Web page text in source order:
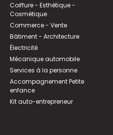
Coiffure - Esthétique -
Cosmétique
Commerce - Vente
Bâtiment - Architecture
Électricité
Mécanique automobile
Services à la personne
Accompagnement Petite
enfance
Kit auto-entrepreneur